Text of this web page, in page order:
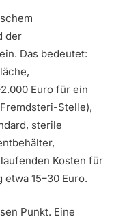
der
Das bedeutet:
Euro für ein
Stelle),
sterile
Kosten für
15–30 Euro.
Punkt. Eine